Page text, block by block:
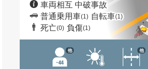
車両相互 中破事故
普通乗用車(1) 自転車(1)
死亡(0) 負傷(1)
他 他